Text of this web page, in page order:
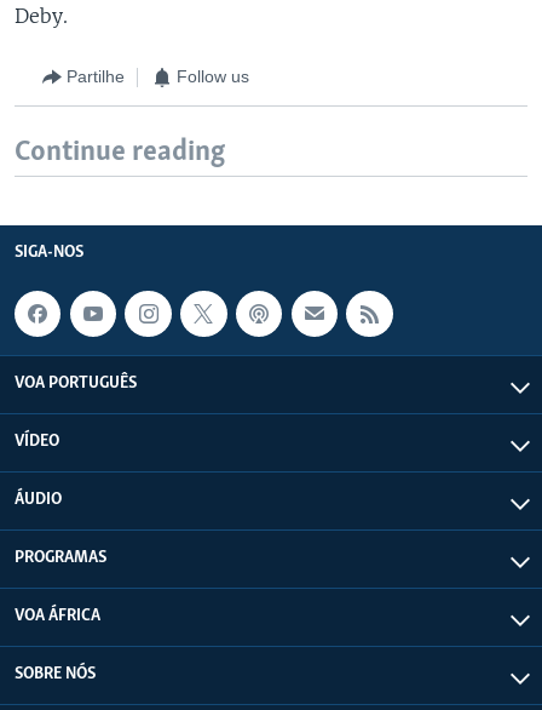
Deby.
Partilhe Follow us
Continue reading
SIGA-NOS
VOA PORTUGUÊS
VÍDEO
ÁUDIO
PROGRAMAS
VOA ÁFRICA
SOBRE NÓS